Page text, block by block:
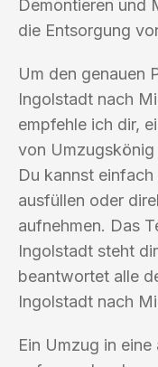
Demontieren und
die Entsorgung
Um den genauen
Ingolstadt nach
empfehle ich dir,
von
Du kannst
ausfüllen oder
aufnehmen. Das
Ingolstadt steht
beantwortet alle
Ingolstadt nach
Ein Umzug in